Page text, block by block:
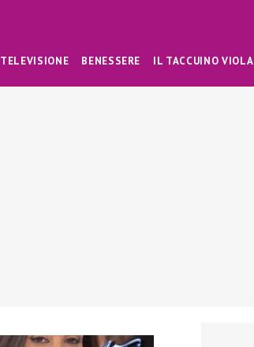
TELEVISIONE BENESSERE IL TACCUINO VIOLA